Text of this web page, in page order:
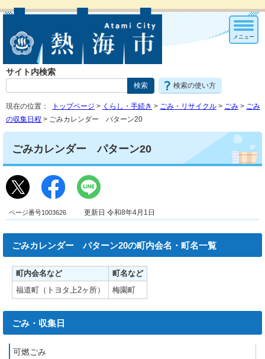
サイト内検索
検索の使い方
メニュー
現在の位置： トップページ > くらし・手続き > ごみ・リサイクル > ごみ > ごみ
の収集日程 > ごみカレンダー パターン20
ごみカレンダー パターン20
ページ番号1003626 更新日 令和8年4月1日
ごみカレンダー パターン20の町内会名・町名一覧
町内会名など
町名など
福道町（トヨタ上2ヶ所）
梅園町
ごみ・収集日
可燃ごみ